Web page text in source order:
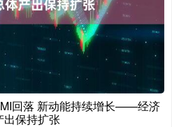
回落 新动能持续增长——经济
出保持扩张